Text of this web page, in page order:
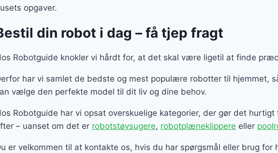
opgaver.
din robot i dag – få tjep fragt
Robotguide knokler vi hårdt for, at det skal være ligetil at finde
har vi samlet de bedste og mest populære robotter til hjemmet,
vælge den perfekte model til dit liv og dine behov.
Robotguide har vi opsat overskuelige kategorier, der gør det
– uanset om det er robotstøvsugere, robotplæneklippere eller
er velkommen til at kontakte os, hvis du har spørgsmål eller brug for